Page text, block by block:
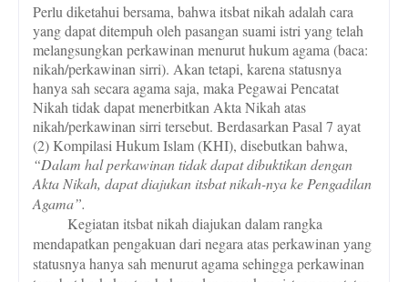
Perlu diketahui bersama, bahwa itsbat nikah adalah cara
yang dapat ditempuh oleh pasangan suami istri yang telah
melangsungkan perkawinan menurut hukum agama (baca:
nikah/perkawinan sirri). Akan tetapi, karena statusnya
hanya sah secara agama saja, maka Pegawai Pencatat
Nikah tidak dapat menerbitkan Akta Nikah atas
nikah/perkawinan sirri tersebut. Berdasarkan Pasal 7 ayat
(2) Kompilasi Hukum Islam (KHI), disebutkan bahwa,
“Dalam hal perkawinan tidak dapat dibuktikan dengan
Akta Nikah, dapat diajukan itsbat nikah-nya ke Pengadilan
Agama”.
Kegiatan itsbat nikah diajukan dalam rangka
mendapatkan pengakuan dari negara atas perkawinan yang
statusnya hanya sah menurut agama sehingga perkawinan